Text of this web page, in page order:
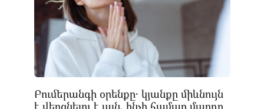
Բումերանգի օրենքը․ կյանքը միևնույն
է վերցնելու է այն, ինչի համար մարդը